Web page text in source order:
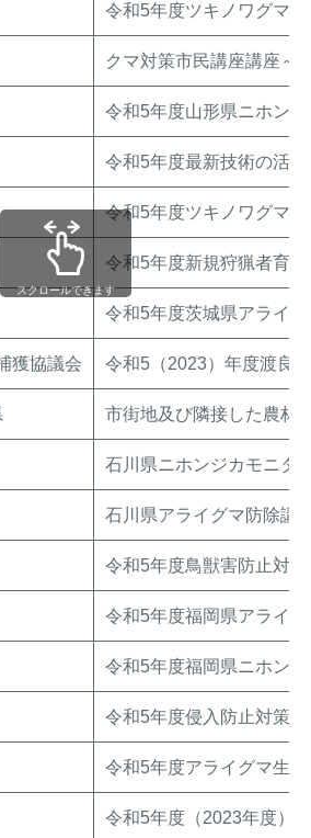
令和5年度ツキノワグマ
クマ対策市民講座講座～
令和5年度山形県ニホン
令和5年度最新技術の活
令和5年度ツキノワグマ
令和5年度新規狩猟者育
令和5年度茨城県アライ
獲協議会 令和5（2023）年度渡良
市街地及び隣接した農林
石川県ニホンジカモニタ
石川県アライグマ防除講
令和5年度鳥獣害防止対
令和5年度福岡県アライ
令和5年度福岡県ニホン
令和5年度侵入防止対策
令和5年度アライグマ生
令和5年度（2023年度）
スクロールできます